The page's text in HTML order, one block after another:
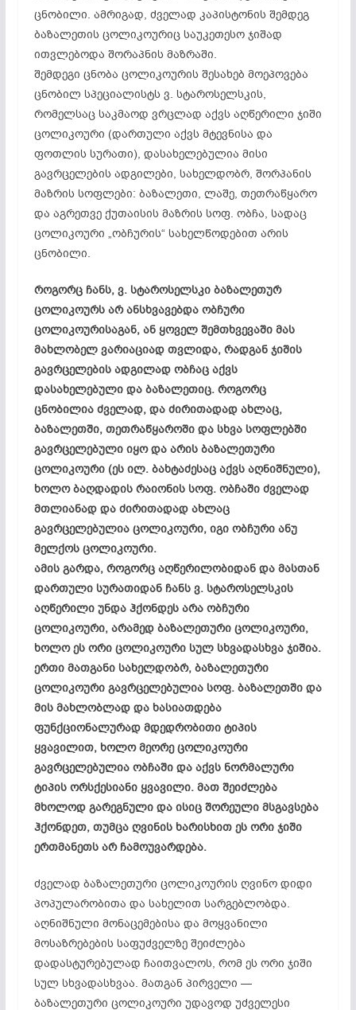
ცნობილი. ამრიგად, ძველად კაპისტონის შემდეგ
ბაზალეთის ცოლიკოურიც საუკეთესო ჯიშად
ითვლებოდა შორაპნის მაზრაში.
შემდეგი ცნობა ცოლიკოურის შესახებ მოეპოვება
ცნობილ სპეციალისტს ვ. სტაროსელსკის,
რომელსაც საკმაოდ ვრცლად აქვს აღწერილი ჯიში
ცოლიკოური (დართული აქვს მტევნისა და
ფოთლის სურათი), დასახელებულია მისი
გავრცელების ადგილები, სახელდობრ, შორპანის
მაზრის სოფლები: ბაზალეთი, ლაშე, თეთრაწყარო
და აგრეთვე ქუთაისის მაზრის სოფ. ობჩა, სადაც
ცოლიკოური „ობჩურის“ სახელწოდებით არის
ცნობილი.
როგორც ჩანს, ვ. სტაროსელსკი ბაზალეთურ
ცოლიკოურს არ ანსხვავებდა ობჩური
ცოლიკოურისაგან, ან ყოველ შემთხვევაში მას
მახლობელ ვარიაციად თვლიდა, რადგან ჯიშის
გავრცელების ადგილად ობჩაც აქვს
დასახელებული და ბაზალეთიც. როგორც
ცნობილია ძველად, და ძირითადად ახლაც,
ბაზალეთში, თეთრაწყაროში და სხვა სოფლებში
გავრცელებული იყო და არის ბაზალეთური
ცოლიკოური (ეს ილ. ბახტაძესაც აქვს აღნიშნული),
ხოლო ბაღდადის რაიონის სოფ. ობჩაში ძველად
მთლიანად და ძირითადად ახლაც
გავრცელებულია ცოლიკოური, იგი ობჩური ანუ
მელქოს ცოლიკოური.
ამის გარდა, როგორც აღწერილობიდან და მასთან
დართული სურათიდან ჩანს ვ. სტაროსელსკის
აღწერილი უნდა ჰქონდეს არა ობჩური
ცოლიკოური, არამედ ბაზალეთური ცოლიკოური,
ხოლო ეს ორი ცოლიკოური სულ სხვადასხვა ჯიშია.
ერთი მათგანი სახელდობრ, ბაზალეთური
ცოლიკოური გავრცელებულია სოფ. ბაზალეთში და
მის მახლობლად და ხასიათდება
ფუნქციონალურად მდედრობითი ტიპის
ყვავილით, ხოლო მეორე ცოლიკოური
გავრცელებულია ობჩაში და აქვს ნორმალური
ტიპის ორსქესიანი ყვავილი. მათ შეიძლება
მხოლოდ გარეგნული და ისიც შორეული მსგავსება
ჰქონდეთ, თუმცა ღვინის ხარისხით ეს ორი ჯიში
ერთმანეთს არ ჩამოუვარდება.
ძველად ბაზალეთური ცოლიკოურის ღვინო დიდი
პოპულარობითა და სახელით სარგებლობდა.
აღნიშნული მონაცემებისა და მოყვანილი
მოსაზრებების საფუძველზე შეიძლება
დადასტურებულად ჩაითვალოს, რომ ეს ორი ჯიში
სულ სხვადასხვაა. მათგან პირველი —
ბაზალეთური ცოლიკოური უდავოდ უძველესი